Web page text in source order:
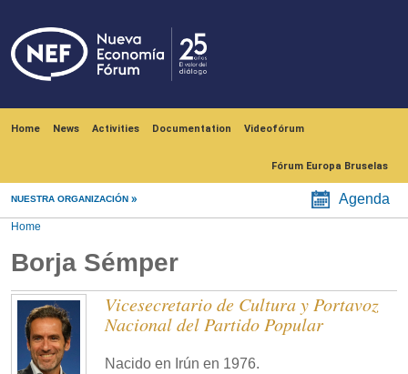
Home News Activities Documentation Videofórum
Fórum Europa Bruselas
NUESTRA ORGANIZACIÓN Agenda
Home
Borja Sémper
Vicesecretario de Cultura y Portavoz
Nacional del Partido Popular
Nacido en Irún en 1976.